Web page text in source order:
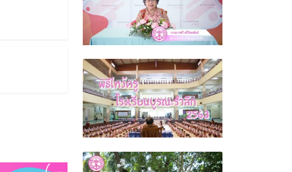
ผู้อำนวยการพบผู้ปกครอง ครั้งที่ 5 (เตรียม
ความพร้อมสำหรับการเปิดภาคเรียนที่ 2 ปีการ
ศึกษา 2563)
พิธีไหว้ครู โรงเรียนบูรณะรำลึก ตรัง 2563